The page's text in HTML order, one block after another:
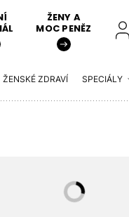
ŽENY A
MOC PENĚZ
ŽENSKÉ ZDRAVÍ SPECIÁLY